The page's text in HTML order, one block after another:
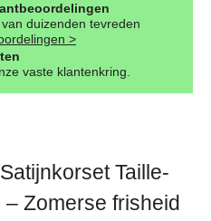
duizenden tevreden
>
vaste klantenkring.
Taille­
Zomerse frisheid